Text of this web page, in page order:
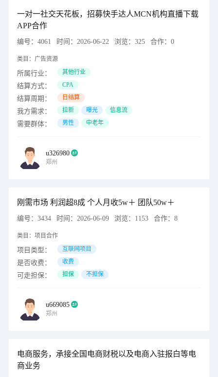
一对一社交天花板，招募快手达人MCN机构直播下载
APP合作
编号： 4061 时间： 2026-06-22 浏览： 325 合作： 0
类目： 广告资源
所属行业： 其他行业
结算方式： CPA
结算周期： 日结算
我方需求： 拉新 曝光 信息流
需要群体： 男性 中老年
u326980
郑州
刚需市场 利润超8成 个人月收5w＋ 团队50w＋
编号： 3434 时间： 2026-06-09 浏览： 1153 合作： 8
类目： 项目合作
项目类型： 互联网项目
是否收费： 收费
可走担保： 担保 不担保
u669085
郑州
电商服务，承接全国电商财税以及电商入驻报白等电
商业务